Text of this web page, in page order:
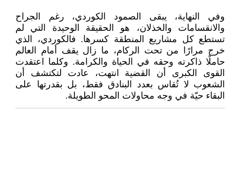
وفي النهاية، يبقى الصمود الكوردي، رغم الجراح
والانقسامات والخذلان، هو الحقيقة الوحيدة التي لم
تستطع كل مشاريع المنطقة كسرها. فالكوردي، الذي
خرج مرارًا من تحت الركام، ما زال يقف أمام العالم
حاملًا ذاكرته وحقه في الحياة والكرامة. وكلما اعتقدت
القوى الكبرى أن القضية انتهت، عادت لتكتشف أن
الشعوب لا تُقاس بعدد البنادق فقط، بل بقدرتها على
البقاء حيّة في وجه محاولات المحو الطويلة.